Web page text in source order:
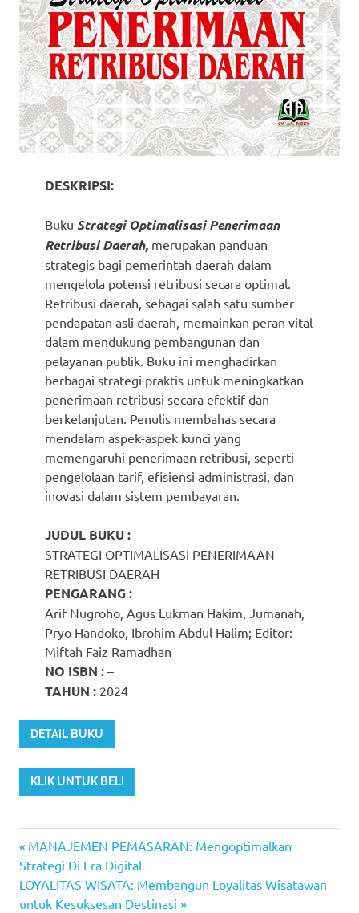
DESKRIPSI:
Buku Strategi Optimalisasi Penerimaan
Retribusi Daerah, merupakan panduan
strategis bagi pemerintah daerah dalam
mengelola potensi retribusi secara optimal.
Retribusi daerah, sebagai salah satu sumber
pendapatan asli daerah, memainkan peran vital
dalam mendukung pembangunan dan
pelayanan publik. Buku ini menghadirkan
berbagai strategi praktis untuk meningkatkan
penerimaan retribusi secara efektif dan
berkelanjutan. Penulis membahas secara
mendalam aspek-aspek kunci yang
memengaruhi penerimaan retribusi, seperti
pengelolaan tarif, efisiensi administrasi, dan
inovasi dalam sistem pembayaran.
JUDUL BUKU :
STRATEGI OPTIMALISASI PENERIMAAN
RETRIBUSI DAERAH
PENGARANG :
Arif Nugroho, Agus Lukman Hakim, Jumanah,
Pryo Handoko, Ibrohim Abdul Halim; Editor:
Miftah Faiz Ramadhan
NO ISBN : –
TAHUN : 2024
DETAIL BUKU
KLIK UNTUK BELI
Post
navigation
Previous
Post:
MANAJEMEN PEMASARAN: Mengoptimalkan
Strategi Di Era Digital
Next
Post:
LOYALITAS WISATA: Membangun Loyalitas Wisatawan
untuk Kesuksesan Destinasi